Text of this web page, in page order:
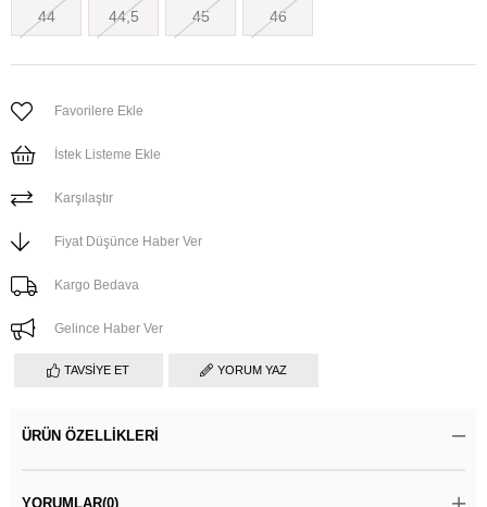
44 44,5 45 46
Favorilere Ekle
İstek Listeme Ekle
Karşılaştır
Fiyat Düşünce Haber Ver
Kargo Bedava
Gelince Haber Ver
TAVSIYE ET YORUM YAZ
ÜRÜN ÖZELLIKLERI
YORUMLAR(0)